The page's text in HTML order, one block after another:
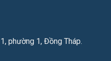
phường 1, Đồng Tháp.